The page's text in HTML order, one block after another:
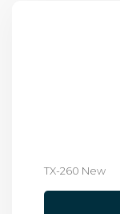
TX-260 New